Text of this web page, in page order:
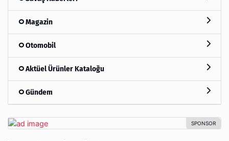
Magazin
Otomobil
Aktüel Ürünler Kataloğu
Gündem